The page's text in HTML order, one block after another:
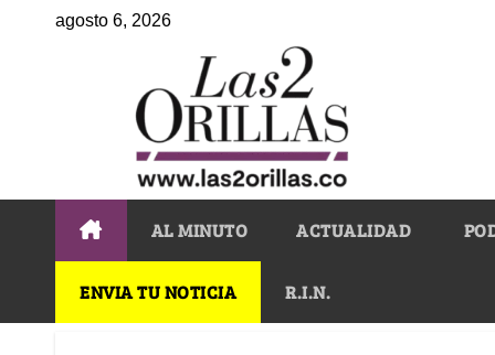
agosto 6, 2026
AL MINUTO ACTUALIDAD
ENVIA TU NOTICIA R.I.N.